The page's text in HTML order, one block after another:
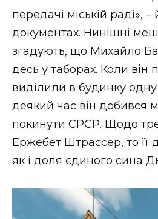
передачі міській раді», –
документах. Нинішні
згадують, що Михайло
десь у таборах. Коли він
виділили в будинку одну
деякий час він добився
покинути СРСР. Щодо
Ержебет Штрассер, то її
як і доля єдиного сина